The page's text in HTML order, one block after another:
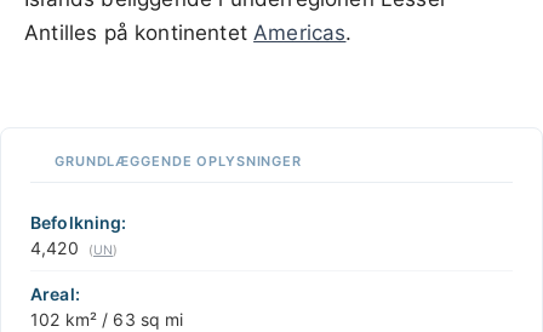
Antilles på kontinentetAmericas.
100 km / 62.1 mi
−
GRUNDLÆGGENDE OPLYSNINGER
Befolkning:
4,420
(UN)
Areal:
102 km² / 63 sq mi